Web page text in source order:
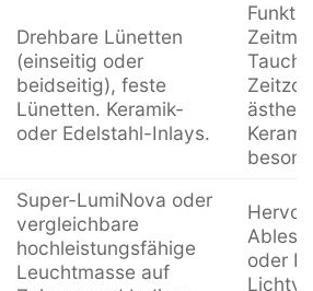
Drehbare Lünetten
(einseitig oder
beidseitig), feste
Lünetten. Keramik-
oder Edelstahl-Inlays.
Super-LumiNova oder
vergleichbare
hochleistungsfähige
Leuchtmasse auf
oder